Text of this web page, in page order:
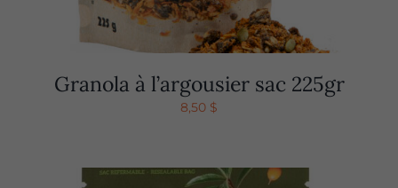
Granola à l’argousier sac 225gr
8,50 $